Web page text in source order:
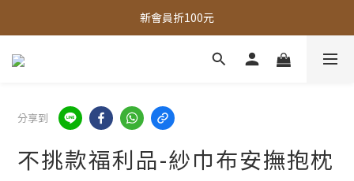
全館，滿888超取免運｜滿1500宅配免運
新會員折100元
全館現貨商品，3個工作天內出貨
分享到
不挑款福利品-紗巾布安撫抱枕